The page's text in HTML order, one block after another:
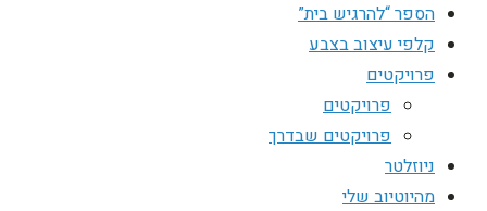
הספר “להרגיש בית”
קלפי עיצוב בצבע
פרויקטים
פרויקטים
פרויקטים שבדרך
ניוזלטר
מהיוטיוב שלי